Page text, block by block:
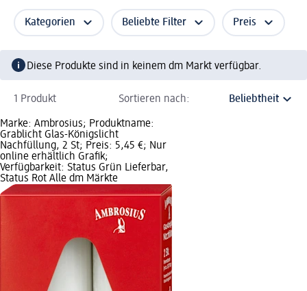
Kategorien Beliebte Filter Preis
Diese Produkte sind in keinem dm Markt verfügbar.
1 Produkt Sortieren nach:
Marke: Ambrosius; Produktname:
Grablicht Glas-Königslicht
Nachfüllung, 2 St; Preis: 5,45 €; Nur
online erhältlich Grafik;
Verfügbarkeit: Status Grün Lieferbar,
Status Rot Alle dm Märkte